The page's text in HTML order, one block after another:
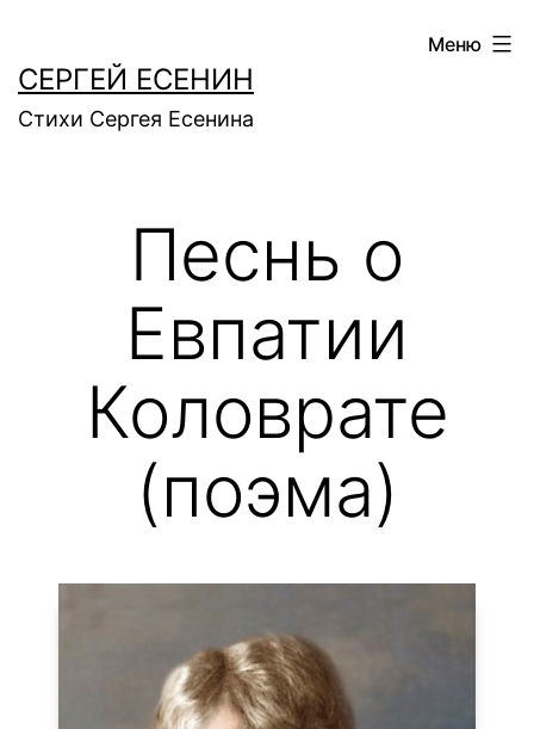
содержимому
СЕРГЕЙ ЕСЕНИН
Стихи Сергея Есенина
Меню
Песнь о
Евпатии
Коловрате
(поэма)